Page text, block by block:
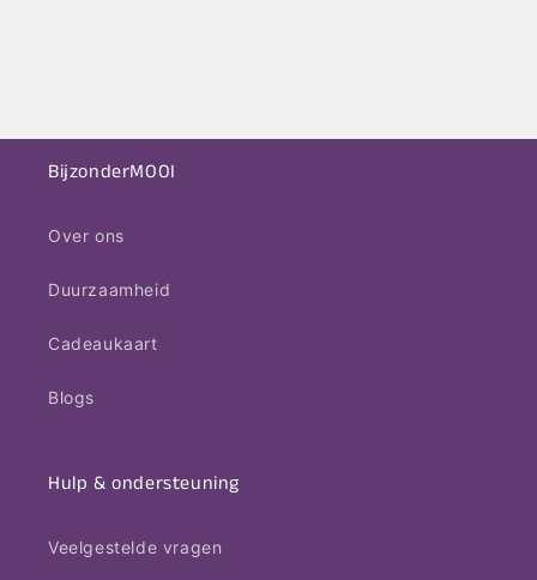
BijzonderMOOI
Over ons
Duurzaamheid
Cadeaukaart
Blogs
Hulp & ondersteuning
Veelgestelde vragen